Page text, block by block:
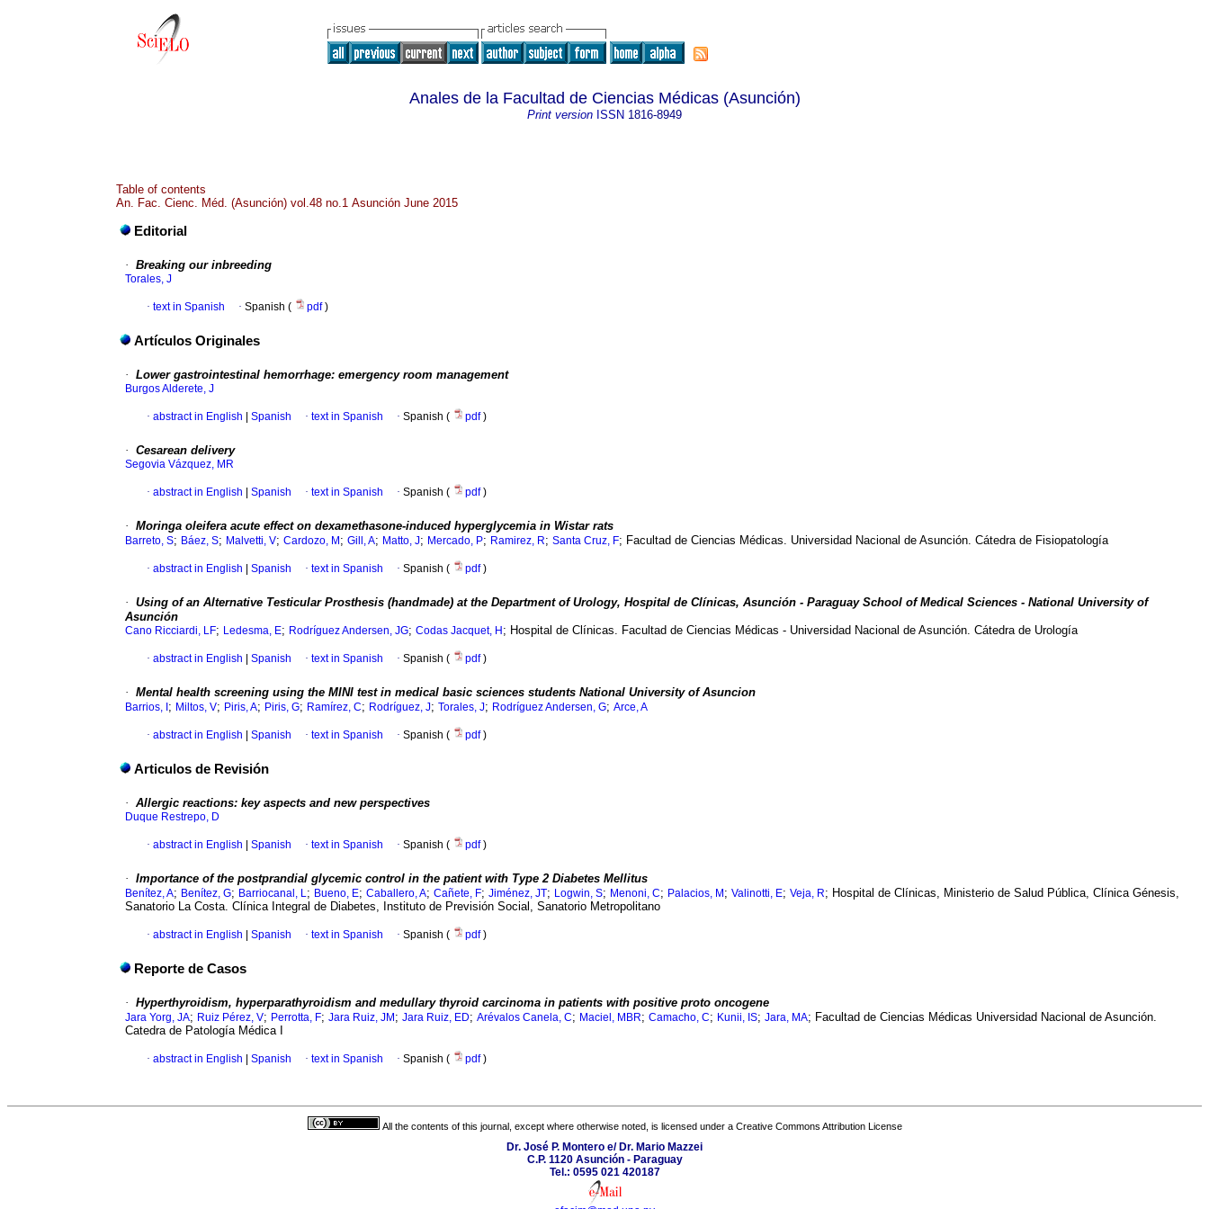
Anales de la Facultad de Ciencias Médicas (Asunción)
Print version ISSN 1816-8949
Table of contents
An. Fac. Cienc. Méd. (Asunción) vol.48 no.1 Asunción June 2015
Editorial
· Breaking our inbreeding
Torales, J
· text in Spanish · Spanish ( pdf)
Artículos Originales
· Lower gastrointestinal hemorrhage: emergency room management
Burgos Alderete, J
· abstract in English Spanish · text in Spanish · Spanish ( pdf)
· Cesarean delivery
Segovia Vázquez, MR
· abstract in English Spanish · text in Spanish · Spanish ( pdf)
· Moringa oleifera acute effect on dexamethasone-induced hyperglycemia in Wistar rats
Barreto, S; Báez, S; Malvetti, V; Cardozo, M ; Gill, A; Matto, J; Mercado, P; Ramirez, R; Santa Cruz, F; Facultad de Ciencias Médicas. Universidad Nacional de Asunción. Cátedra de Fisiopatología
· abstract in English Spanish · text in Spanish · Spanish ( pdf)
· Using of an Alternative Testicular Prosthesis (handmade) at the Department of Urology, Hospital de Clínicas, Asunción - Paraguay School of Medical Sciences - National University of
Asunción
Cano Ricciardi, LF; Ledesma, E; Rodríguez Andersen, JG; Codas Jacquet, H ; Hospital de Clínicas. Facultad de Ciencias Médicas - Universidad Nacional de Asunción. Cátedra de Urología
· abstract in English Spanish · text in Spanish · Spanish ( pdf)
· Mental health screening using the MINI test in medical basic sciences students National University of Asuncion
Barrios, I ; Miltos, V; Piris, A; Piris, G; Ramírez, C; Rodríguez, J; Torales, J; Rodríguez Andersen, G; Arce, A
· abstract in English Spanish · text in Spanish · Spanish ( pdf)
Articulos de Revisión
· Allergic reactions: key aspects and new perspectives
Duque Restrepo, D
· abstract in English Spanish · text in Spanish · Spanish ( pdf)
· Importance of the postprandial glycemic control in the patient with Type 2 Diabetes Mellitus
Benítez, A; Benítez, G; Barriocanal, L; Bueno, E; Caballero, A; Cañete, F; Jiménez, JT; Logwin, S; Menoni, C; Palacios, M ; Valinotti, E; Veja, R; Hospital de Clínicas, Ministerio de Salud Pública, Clínica Génesis,
Sanatorio La Costa. Clínica Integral de Diabetes, Instituto de Previsión Social, Sanatorio Metropolitano
· abstract in English Spanish · text in Spanish · Spanish ( pdf)
Reporte de Casos
· Hyperthyroidism, hyperparathyroidism and medullary thyroid carcinoma in patients with positive proto oncogene
Jara Yorg, JA; Ruiz Pérez, V; Perrotta, F; Jara Ruiz, JM ; Jara Ruiz, ED; Arévalos Canela, C; Maciel, MBR; Camacho, C; Kunii, IS; Jara, MA; Facultad de Ciencias Médicas Universidad Nacional de Asunción.
Catedra de Patología Médica I
· abstract in English Spanish · text in Spanish · Spanish ( pdf)
All the contents of this journal, except where otherwise noted, is licensed under a Creative Commons Attribution License
Dr. José P. Montero e/ Dr. Mario Mazzei
C.P. 1120 Asunción - Paraguay
Tel.: 0595 021 420187